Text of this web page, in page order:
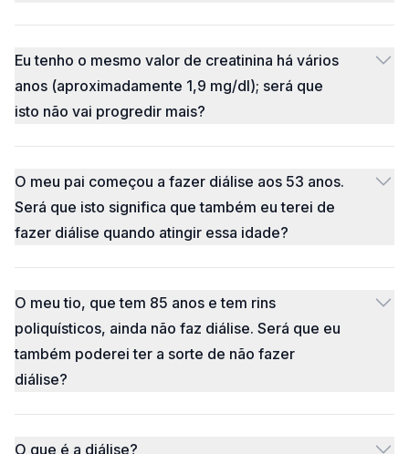
Eu tenho o mesmo valor de creatinina há vários
anos (aproximadamente 1,9 mg/dl); será que
isto não vai progredir mais?
O meu pai começou a fazer diálise aos 53 anos.
Será que isto significa que também eu terei de
fazer diálise quando atingir essa idade?
O meu tio, que tem 85 anos e tem rins
poliquísticos, ainda não faz diálise. Será que eu
também poderei ter a sorte de não fazer
diálise?
O que é a diálise?